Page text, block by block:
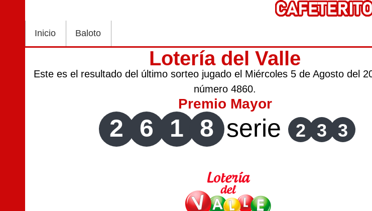
Inicio Baloto
Lotería del Valle
Este es el resultado del último sorteo jugado el Miércoles 5 de Agosto del
número 4860.
Premio Mayor
2 6 1 8 serie 2 3 3